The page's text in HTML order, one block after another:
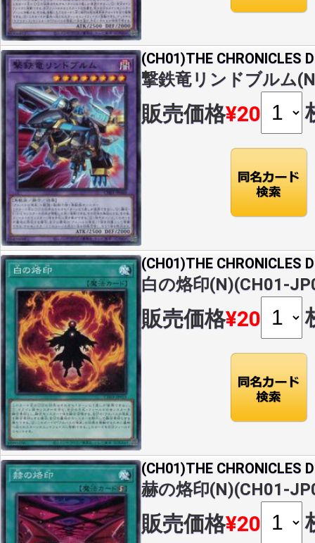
(CH01)THE CHRONICLES
撃鉄竜リンドブルム
販売価格¥20
(CH01)THE CHRONICLES
白の烙印(N)(CH01-
販売価格¥20
(CH01)THE CHRONICLES
赫の烙印(N)(CH01-
販売価格¥20